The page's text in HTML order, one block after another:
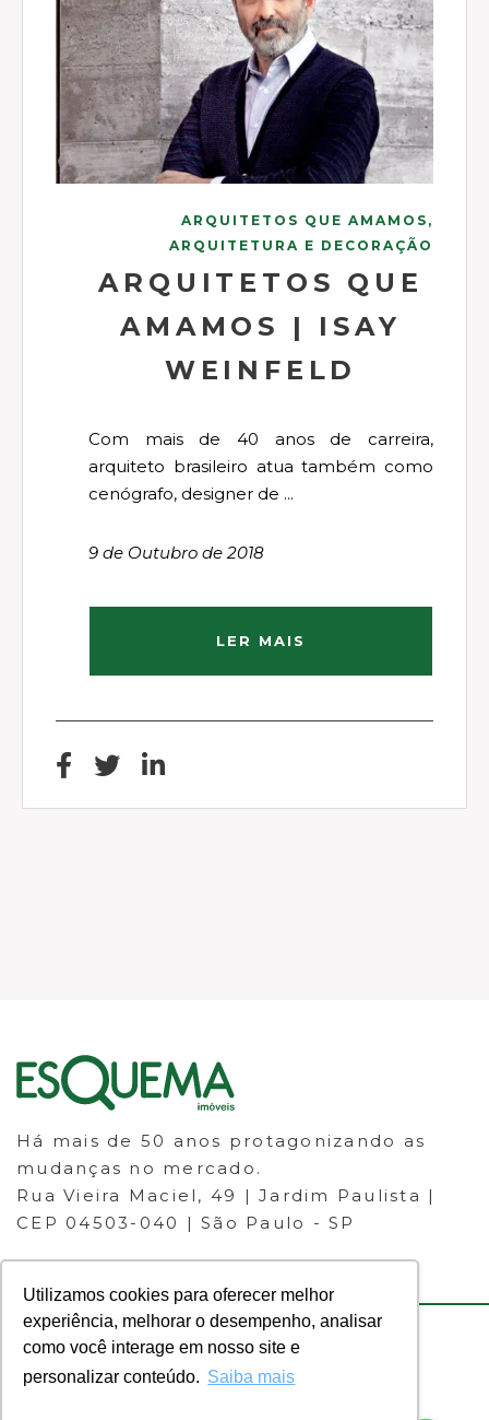
Utilizamos cookies para oferecer melhor
experiência, melhorar o desempenho, analisar
como você interage em nosso site e
personalizar conteúdo. Saiba mais
ARQUITETOS QUE AMAMOS,
ARQUITETURA E DECORAÇÃO
ARQUITETOS QUE
AMAMOS | ISAY
WEINFELD
Com mais de 40 anos de carreira,
arquiteto brasileiro atua também como
cenógrafo, designer de ...
9 de Outubro de 2018
LER MAIS
Há mais de 50 anos protagonizando as
mudanças no mercado.
Rua Vieira Maciel, 49 | Jardim Paulista |
CEP 04503-040 | São Paulo - SP
© 2023 ESQUEMA IMÓVEIS - CRECI